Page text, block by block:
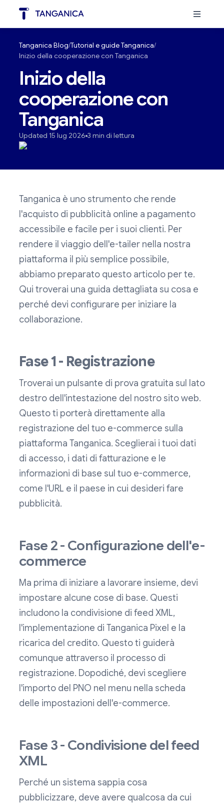
Tanganica Blog Tutorial e guide Tanganica
Inizio della cooperazione con Tanganica
Inizio della
cooperazione con
Tanganica
Updated 15 lug 2026 3 min di lettura
Tanganica è uno strumento che rende
l'acquisto di pubblicità online a pagamento
accessibile e facile per i suoi clienti. Per
rendere il viaggio dell'e-tailer nella nostra
piattaforma il più semplice possibile,
abbiamo preparato questo articolo per te.
Qui troverai una guida dettagliata su cosa e
perché devi configurare per iniziare la
collaborazione.
Fase 1 - Registrazione
Troverai un pulsante di prova gratuita sul lato
destro dell'intestazione del nostro sito web.
Questo ti porterà direttamente alla
registrazione del tuo e-commerce sulla
piattaforma Tanganica. Sceglierai i tuoi dati
di accesso, i dati di fatturazione e le
informazioni di base sul tuo e-commerce,
come l'URL e il paese in cui desideri fare
pubblicità.
Fase 2 - Configurazione dell'e-
commerce
Ma prima di iniziare a lavorare insieme, devi
impostare alcune cose di base. Questi
includono la condivisione di feed XML,
l'implementazione di Tanganica Pixel e la
ricarica del credito. Questo ti guiderà
comunque attraverso il processo di
registrazione. Dopodiché, devi scegliere
l'importo del PNO nel menu nella scheda
delle impostazioni dell'e-commerce.
Fase 3 - Condivisione del feed
XML
Perché un sistema sappia cosa
pubblicizzare, deve avere qualcosa da cui